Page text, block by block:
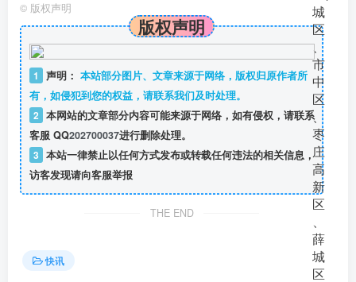
© 版权声明
版权声明
1 声明： 本站部分图片、文章来源于网络，版权归原作者所
有，如侵犯到您的权益，请联系我们及时处理。
2 本网站的文章部分内容可能来源于网络，如有侵权，请联系
客服 QQ202700037进行删除处理。
3 本站一律禁止以任何方式发布或转载任何违法的相关信息，
访客发现请向客服举报
THE END
快讯